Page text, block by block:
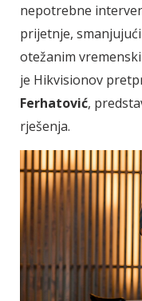
nepotrebne
prijetnje,
otežanim
je Hikvisionov
Ferhatović,
rješenja.